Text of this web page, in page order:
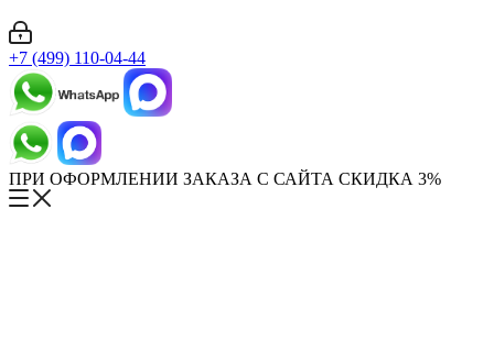
+7 (499) 110-04-44
ПРИ ОФОРМЛЕНИИ ЗАКАЗА С САЙТА СКИДКА 3%